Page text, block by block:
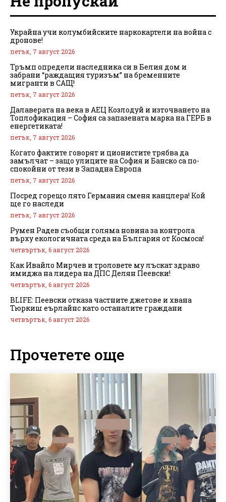
Украйна учи колумбийските наркокартели на война с
дронове!
петък, 7 август 2026
Тръмп определи наследника си в Белия дом и
забрани “раждащия туризъм” на бременните
мигранти в САЩ!
петък, 7 август 2026
Далаверата на века в АЕЦ Козлодуй и източването на
Топлофикация – София са запазената марка на ГЕРБ в
енергетиката!
петък, 7 август 2026
Когато фактите говорят и ционистите трябва да
замълчат – защо улиците на София и Банско са по-
спокойни от тези в Западна Европа
петък, 7 август 2026
Посред горещо лято Германия сменя канцлера! Кой
ще го наследи
петък, 7 август 2026
Румен Радев съобщи голяма новина за контрола
върху екологичната среда на България от Космоса!
четвъртък, 6 август 2026
Как Ивайло Мирчев и троловете му лъскат здраво
имиджа на лидера на ДПС Делян Пеевски!
четвъртък, 6 август 2026
BLIFE: Пеевски отказа частните джетове и хвана
Тюркиш еърлайнс като останалите граждани
четвъртък, 6 август 2026
Прочетете още